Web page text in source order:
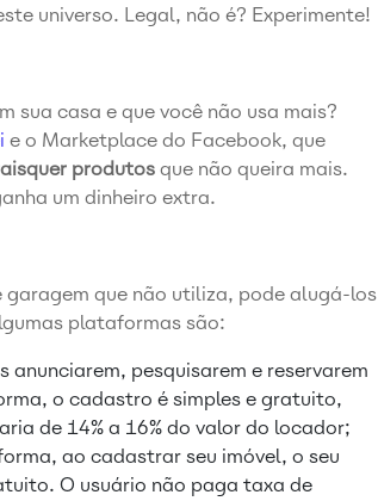
universo. Legal, não é? Experimente!
sua casa e que você não usa mais?
e o Marketplace do Facebook, que
produtos que não queira mais.
um dinheiro extra.
garagem que não utiliza, pode alugá-los
plataformas são:
pesquisarem e reservarem
o cadastro é simples e gratuito,
de 14% a 16% do valor do locador;
ao cadastrar seu imóvel, o seu
O usuário não paga taxa de